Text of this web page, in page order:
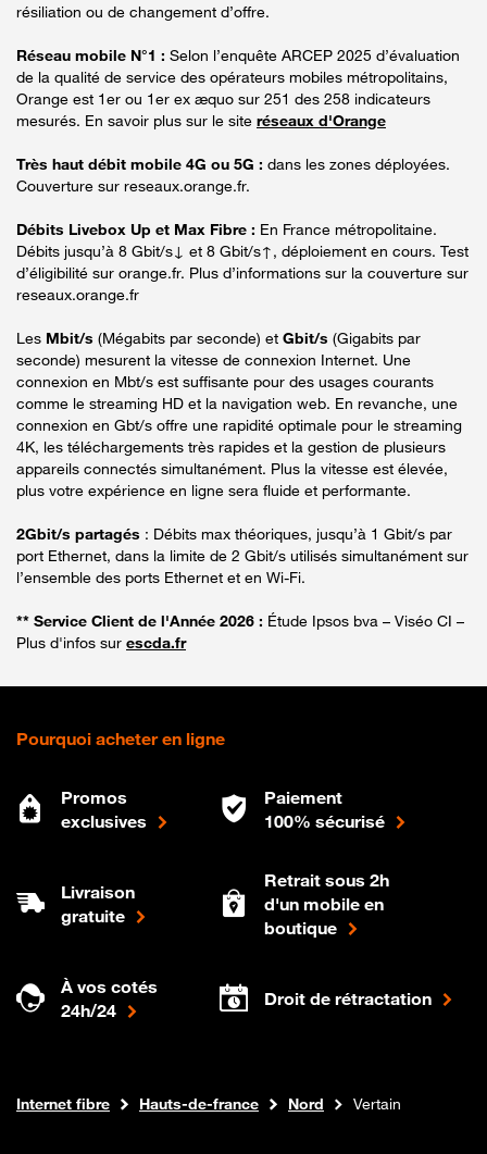
résiliation ou de changement d’offre.
Réseau mobile N°1 : Selon l’enquête ARCEP 2025 d’évaluation
de la qualité de service des opérateurs mobiles métropolitains,
Orange est 1er ou 1er ex æquo sur 251 des 258 indicateurs
mesurés. En savoir plus sur le site réseaux d'Orange
Très haut débit mobile 4G ou 5G : dans les zones déployées.
Couverture sur reseaux.orange.fr.
Débits Livebox Up et Max Fibre : En France métropolitaine.
Débits jusqu’à 8 Gbit/s↓ et 8 Gbit/s↑, déploiement en cours. Test
d’éligibilité sur orange.fr. Plus d’informations sur la couverture sur
reseaux.orange.fr
Les Mbit/s (Mégabits par seconde) et Gbit/s (Gigabits par
seconde) mesurent la vitesse de connexion Internet. Une
connexion en Mbt/s est suffisante pour des usages courants
comme le streaming HD et la navigation web. En revanche, une
connexion en Gbt/s offre une rapidité optimale pour le streaming
4K, les téléchargements très rapides et la gestion de plusieurs
appareils connectés simultanément. Plus la vitesse est élevée,
plus votre expérience en ligne sera fluide et performante.
2Gbit/s partagés : Débits max théoriques, jusqu’à 1 Gbit/s par
port Ethernet, dans la limite de 2 Gbit/s utilisés simultanément sur
l’ensemble des ports Ethernet et en Wi-Fi.
** Service Client de l'Année 2026 : Étude Ipsos bva – Viséo CI –
Plus d'infos sur escda.fr
Pourquoi acheter en ligne
Promos
exclusives
Paiement
100% sécurisé
Livraison
gratuite
Retrait sous 2h
d'un mobile en
boutique
À vos cotés
24h/24
Droit de rétractation
Boutique Orange
Internet fibre Hauts-de-france Nord Vertain